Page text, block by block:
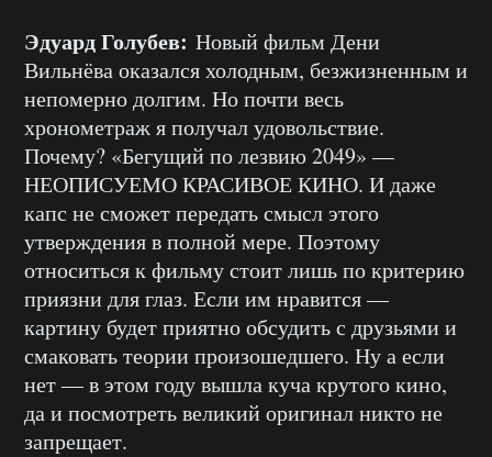
Эдуард Голубев: Новый фильм Дени
Вильнёва оказался холодным, безжизненным и
непомерно долгим. Но почти весь
хронометраж я получал удовольствие.
Почему? «Бегущий по лезвию 2049» —
НЕОПИСУЕМО КРАСИВОЕ КИНО. И даже
капс не сможет передать смысл этого
утверждения в полной мере. Поэтому
относиться к фильму стоит лишь по критерию
приязни для глаз. Если им нравится —
картину будет приятно обсудить с друзьями и
смаковать теории произошедшего. Ну а если
нет — в этом году вышла куча крутого кино,
да и посмотреть великий оригинал никто не
запрещает.